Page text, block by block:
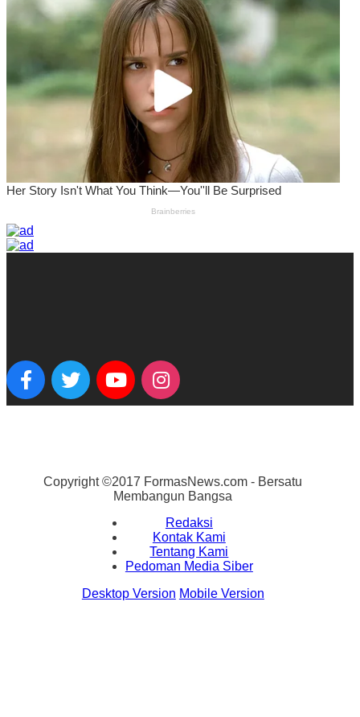
Copyright ©2017 FormasNews.com - Bersatu
Membangun Bangsa
Redaksi
Kontak Kami
Tentang Kami
Pedoman Media Siber
Desktop Version Mobile Version